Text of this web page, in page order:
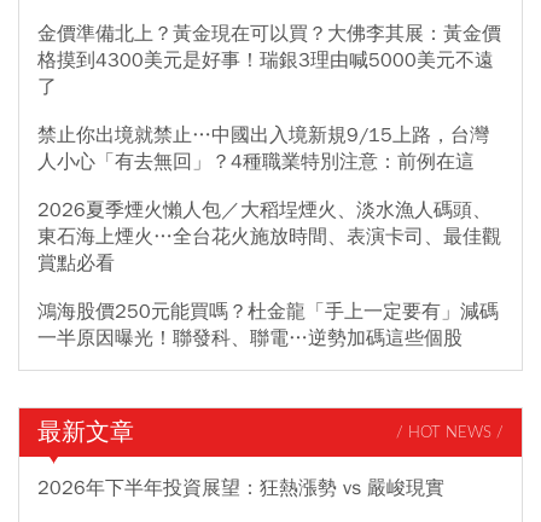
金價準備北上？黃金現在可以買？大佛李其展：黃金價
格摸到4300美元是好事！瑞銀3理由喊5000美元不遠
了
禁止你出境就禁止…中國出入境新規9/15上路，台灣
人小心「有去無回」？4種職業特別注意：前例在這
2026夏季煙火懶人包／大稻埕煙火、淡水漁人碼頭、
東石海上煙火…全台花火施放時間、表演卡司、最佳觀
賞點必看
鴻海股價250元能買嗎？杜金龍「手上一定要有」減碼
一半原因曝光！聯發科、聯電…逆勢加碼這些個股
最新文章 / HOT NEWS /
2026年下半年投資展望：狂熱漲勢 vs 嚴峻現實